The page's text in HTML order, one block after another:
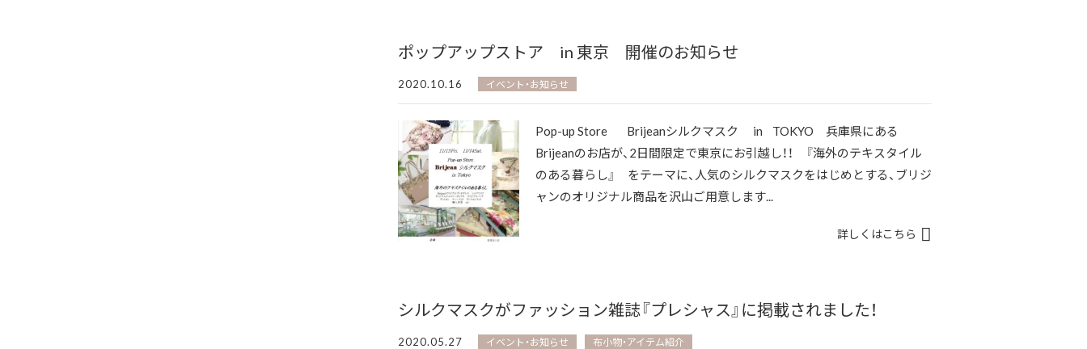
ポップアップストア in 東京 開催のお知らせ
2020.10.16 イベント・お知らせ
Pop-up Store Brijeanシルクマスク in TOKYO 兵庫県にある
Brijeanのお店が、2日間限定で東京にお引越し！！ 『海外のテキスタイル
のある暮らし』 をテーマに、人気のシルクマスクをはじめとする、ブリジ
ャンのオリジナル商品を沢山ご用意します...
詳しくはこちら
シルクマスクがファッション雑誌『プレシャス』に掲載されました！
2020.05.27 イベント・お知らせ 布小物・アイテム紹介